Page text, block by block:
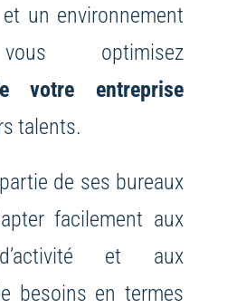
un environnement
optimisez
votre entreprise
talents.
de ses bureaux
facilement aux
et aux
besoins en termes